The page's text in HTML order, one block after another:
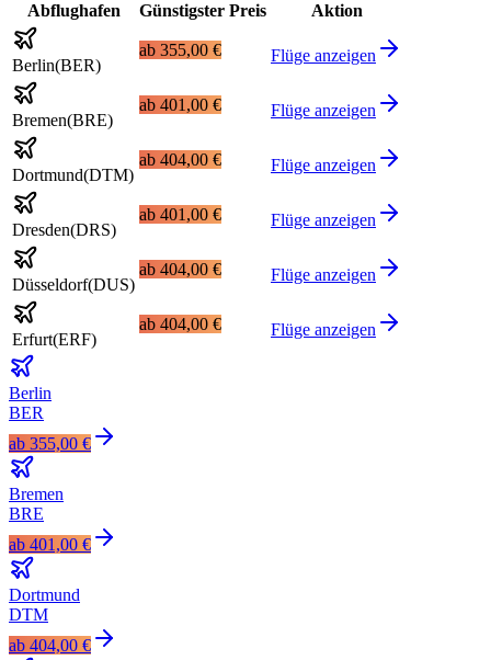
Abflughafen Günstigster Preis Aktion
Berlin(BER)
ab 355,00 € Flüge anzeigen
Bremen(BRE)
ab 401,00 € Flüge anzeigen
Dortmund(DTM)
ab 404,00 € Flüge anzeigen
Dresden(DRS)
ab 401,00 € Flüge anzeigen
Düsseldorf(DUS)
ab 404,00 € Flüge anzeigen
Erfurt(ERF)
ab 404,00 € Flüge anzeigen
Berlin
BER
ab 355,00 €
Bremen
BRE
ab 401,00 €
Dortmund
DTM
ab 404,00 €